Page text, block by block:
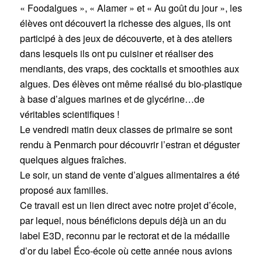
« Foodalgues », « Alamer » et « Au goût du jour », les
élèves ont découvert la richesse des algues, ils ont
participé à des jeux de découverte, et à des ateliers
dans lesquels ils ont pu cuisiner et réaliser des
mendiants, des vraps, des cocktails et smoothies aux
algues. Des élèves ont même réalisé du bio-plastique
à base d’algues marines et de glycérine…de
véritables scientifiques !
Le vendredi matin deux classes de primaire se sont
rendu à Penmarch pour découvrir l’estran et déguster
quelques algues fraîches.
Le soir, un stand de vente d’algues alimentaires a été
proposé aux familles.
Ce travail est un lien direct avec notre projet d’école,
par lequel, nous bénéficions depuis déjà un an du
label E3D, reconnu par le rectorat et de la médaille
d’or du label Éco-école où cette année nous avions